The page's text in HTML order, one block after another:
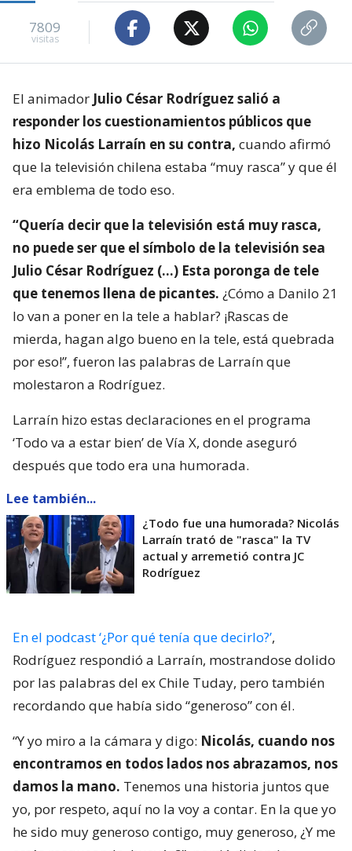
7809
visitas
El animador Julio César Rodríguez salió a
responder los cuestionamientos públicos que
hizo Nicolás Larraín en su contra, cuando afirmó
que la televisión chilena estaba “muy rasca” y que él
era emblema de todo eso.
“Quería decir que la televisión está muy rasca,
no puede ser que el símbolo de la televisión sea
Julio César Rodríguez (…) Esta poronga de tele
que tenemos llena de picantes. ¿Cómo a Danilo 21
lo van a poner en la tele a hablar? ¡Rascas de
mierda, hagan algo bueno en la tele, está quebrada
por eso!”, fueron las palabras de Larraín que
molestaron a Rodríguez.
Larraín hizo estas declaraciones en el programa
‘Todo va a estar bien’ de Vía X, donde aseguró
después que todo era una humorada.
Lee también...
¿Todo fue una humorada? Nicolás
Larraín trató de "rasca" la TV
actual y arremetió contra JC
Rodríguez
En el podcast ‘¿Por qué tenía que decirlo?’,
Rodríguez respondió a Larraín, mostrandose dolido
por las palabras del ex Chile Tuday, pero también
recordando que había sido “generoso” con él.
“Y yo miro a la cámara y digo: Nicolás, cuando nos
encontramos en todos lados nos abrazamos, nos
damos la mano. Tenemos una historia juntos que
yo, por respeto, aquí no la voy a contar. En la que yo
he sido muy generoso contigo, muy generoso, ¿Y me